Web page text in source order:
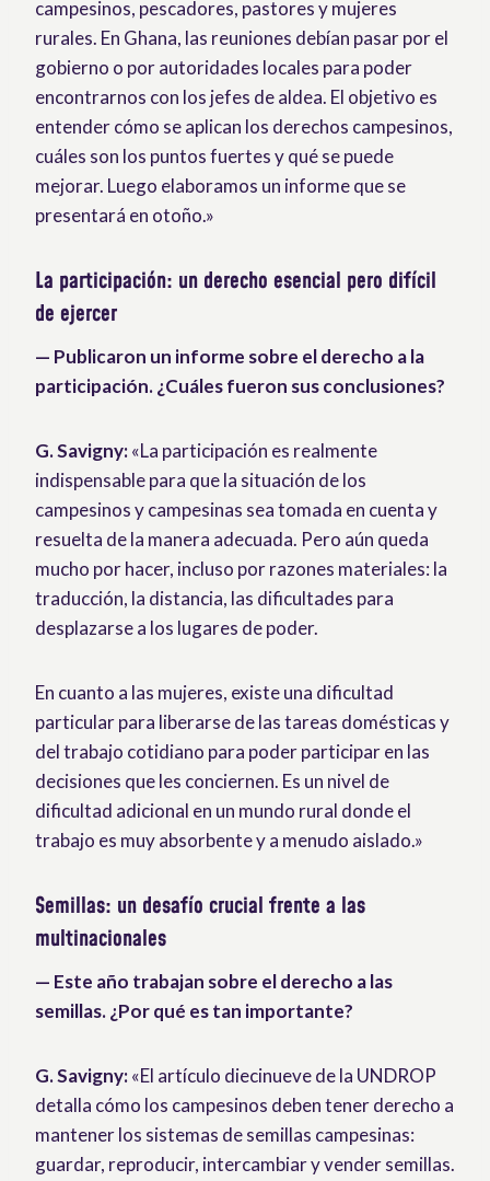
campesinos, pescadores, pastores y mujeres
rurales. En Ghana, las reuniones debían pasar por el
gobierno o por autoridades locales para poder
encontrarnos con los jefes de aldea. El objetivo es
entender cómo se aplican los derechos campesinos,
cuáles son los puntos fuertes y qué se puede
mejorar. Luego elaboramos un informe que se
presentará en otoño.»
La participación: un derecho esencial pero difícil
de ejercer
— Publicaron un informe sobre el derecho a la
participación. ¿Cuáles fueron sus conclusiones?
G. Savigny:«La participación es realmente
indispensable para que la situación de los
campesinos y campesinas sea tomada en cuenta y
resuelta de la manera adecuada. Pero aún queda
mucho por hacer, incluso por razones materiales: la
traducción, la distancia, las dificultades para
desplazarse a los lugares de poder.
En cuanto a las mujeres, existe una dificultad
particular para liberarse de las tareas domésticas y
del trabajo cotidiano para poder participar en las
decisiones que les conciernen. Es un nivel de
dificultad adicional en un mundo rural donde el
trabajo es muy absorbente y a menudo aislado.»
Semillas: un desafío crucial frente a las
multinacionales
— Este año trabajan sobre el derecho a las
semillas. ¿Por qué es tan importante?
G. Savigny:«El artículo diecinueve de la UNDROP
detalla cómo los campesinos deben tener derecho a
mantener los sistemas de semillas campesinas:
guardar, reproducir, intercambiar y vender semillas.